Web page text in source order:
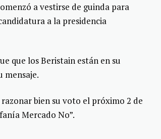
a vestirse de guinda para
a la presidencia
que los Beristain están en su
mensaje.
bien su voto el próximo 2 de
Mercado No”.